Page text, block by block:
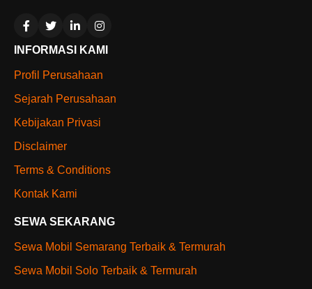
INFORMASI KAMI
Profil Perusahaan
Sejarah Perusahaan
Kebijakan Privasi
Disclaimer
Terms & Conditions
Kontak Kami
SEWA SEKARANG
Sewa Mobil Semarang Terbaik & Termurah
Sewa Mobil Solo Terbaik & Termurah